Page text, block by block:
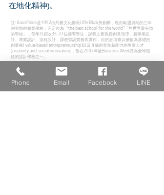
在地化精神)。
註: KaosPilots是1992由丹麥文化部長Uffe Elbak所創辦，現由歐盟資助的三年
制另類的商業學校，它定位為〝the best school for the world"「對世界最有益
的學校」，每年只招收35-37位國際學生，課程主要教授創意領導、新事業設
計、專案設計、流程設計，課程強調實務與實作，目的在培養以價值為基礎的
創業家( value-based entrepreneurship)以及具備創意創新能力的專業人才
(creativity and social innovation)，曾在2007年被Business Week評為全球最
佳的設計學校之一。
​聯絡我們
Phone Email Facebook LINE